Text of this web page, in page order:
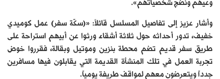
وعيهم ونضج شخصياتهم».
وأشار عزيز إلى تفاصيل المسلسل قائلاً: «(سكّة سفر) عمل كوميدي
خفيف، تدور أحداثه حول ثلاثة أشقاء ورثوا عن أبيهم استراحة على
طريق سفر قديم تضم محطة بنزين وموتيل وبقالة، فقرروا خوض
تجربة العمل في تلك المنشأة القديمة التي يقابلون فيها مسافرين
جدداً ويتعرضون معهم لمواقف طريفة يومياً.